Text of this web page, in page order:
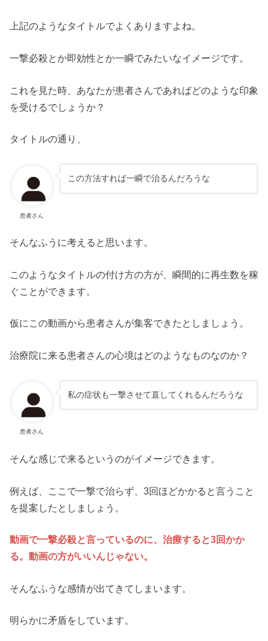
上記のようなタイトルでよくありますよね。
一撃必殺とか即効性とか一瞬でみたいなイメージです。
これを見た時、あなたが患者さんであればどのような印象
を受けるでしょうか？
タイトルの通り、
患者さん
この方法すれば一瞬で治るんだろうな
そんなふうに考えると思います。
このようなタイトルの付け方の方が、瞬間的に再生数を稼
ぐことができます。
仮にこの動画から患者さんが集客できたとしましょう。
治療院に来る患者さんの心境はどのようなものなのか？
患者さん
私の症状も一撃させて直してくれるんだろうな
そんな感じで来るというのがイメージできます。
例えば、ここで一撃で治らず、3回ほどかかると言うこと
を提案したとしましょう。
動画で一撃必殺と言っているのに、治療すると3回かか
る。動画の方がいいんじゃない。
そんなふうな感情が出てきてしまいます。
明らかに矛盾をしています。